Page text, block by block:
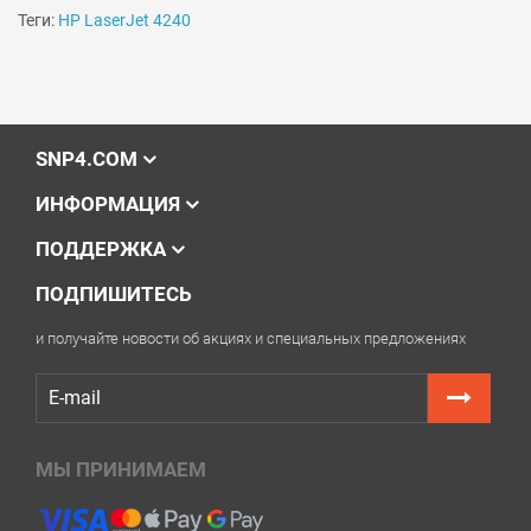
Решили купить картридж HP LaserJet 4240 — оформите
заказ на этой странице или напишите онлайн-
консультанту. Мы ответим на вопросы и поможем
Теги: HP LaserJet 4240
SNP4.COM
ИНФОРМАЦИЯ
ПОДДЕРЖКА
ПОДПИШИТЕСЬ
и получайте новости об акциях и специальных предложениях
МЫ ПРИНИМАЕМ